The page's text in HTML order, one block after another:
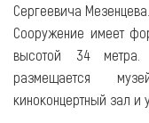
Сергеевича Мезенцева.
Сооружение имеет
высотой 34 метра.
размещается
киноконцертный зал и